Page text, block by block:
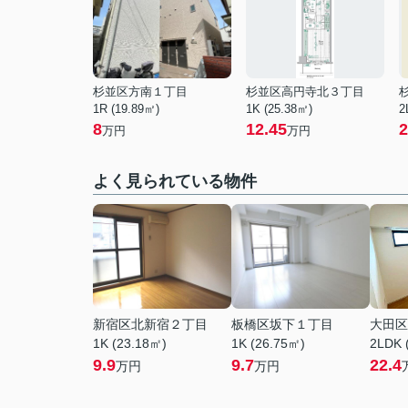
杉並区方南１丁目
1R (19.89㎡)
8万円
杉並区高円寺北３丁目
1K (25.38㎡)
12.45万円
よく見られている物件
新宿区北新宿２丁目
1K (23.18㎡)
9.9万円
板橋区坂下１丁目
1K (26.75㎡)
9.7万円
大田
2LDK
22.4